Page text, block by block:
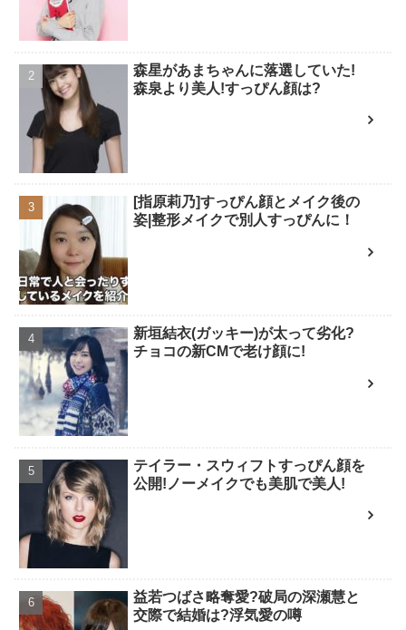
森星があまちゃんに落選していた!
森泉より美人!すっぴん顔は?
[指原莉乃]すっぴん顔とメイク後の
姿|整形メイクで別人すっぴんに！
新垣結衣(ガッキー)が太って劣化?
チョコの新CMで老け顔に!
テイラー・スウィフトすっぴん顔を
公開!ノーメイクでも美肌で美人!
益若つばさ略奪愛?破局の深瀬慧と
交際で結婚は?浮気愛の噂